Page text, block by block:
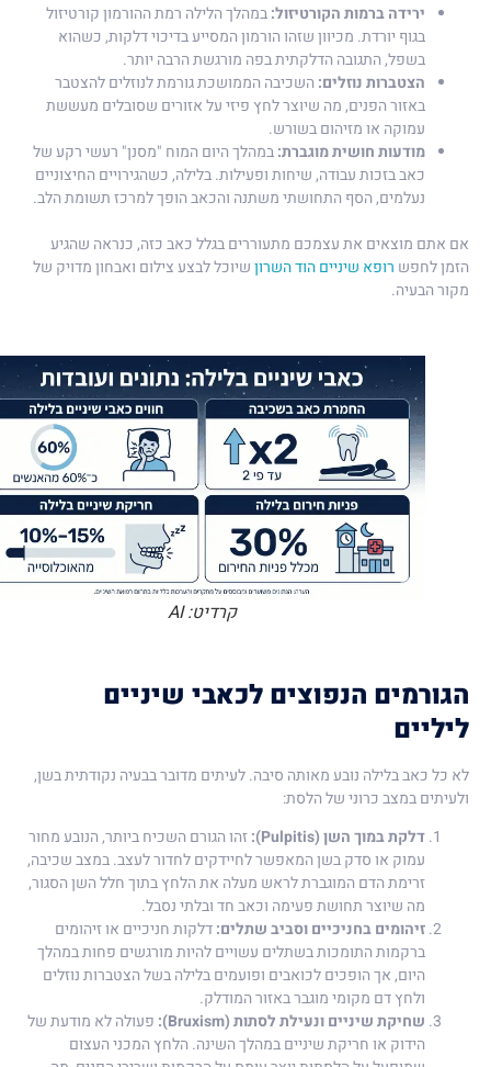
ירידה ברמות הקורטיזול:במהלך הלילה רמת ההורמון קורטיזול
בגוף יורדת. מכיוון שזהו הורמון המסייע בדיכוי דלקות, כשהוא
בשפל, התגובה הדלקתית בפה מורגשת הרבה יותר.
הצטברות נוזלים:השכיבה הממושכת גורמת לנוזלים להצטבר
באזור הפנים, מה שיוצר לחץ פיזי על אזורים שסובלים מעששת
עמוקה או מזיהום בשורש.
מודעות חושית מוגברת:במהלך היום המוח "מסנן" רעשי רקע של
כאב בזכות עבודה, שיחות ופעילות. בלילה, כשהגירויים החיצוניים
נעלמים, הסף התחושתי משתנה והכאב הופך למרכז תשומת הלב.
אם אתם מוצאים את עצמכם מתעוררים בגלל כאב כזה, כנראה שהגיע
הזמן לחפשרופא שיניים הוד השרוןשיוכל לבצע צילום ואבחון מדויק של
מקור הבעיה.
קרדיט: AI
הגורמים הנפוצים לכאבי שיניים
ליליים
לא כל כאב בלילה נובע מאותה סיבה. לעיתים מדובר בבעיה נקודתית בשן,
ולעיתים במצב כרוני של הלסת:
דלקת במוך השן (Pulpitis):
זהו הגורם השכיח ביותר, הנובע מחור
עמוק או סדק בשן המאפשר לחיידקים לחדור לעצב. במצב שכיבה,
זרימת הדם המוגברת לראש מעלה את הלחץ בתוך חלל השן הסגור,
מה שיוצר תחושת פעימה וכאב חד ובלתי נסבל.
זיהומים בחניכיים וסביב שתלים:דלקות חניכיים או זיהומים
ברקמות התומכות בשתלים עשויים להיות מורגשים פחות במהלך
היום, אך הופכים לכואבים ופועמים בלילה בשל הצטברות נוזלים
ולחץ דם מקומי מוגבר באזור המודלק.
שחיקת שיניים ונעילת לסתות (Bruxism):
פעולה לא מודעת של
הידוק או חריקת שיניים במהלך השינה. הלחץ המכני העצום